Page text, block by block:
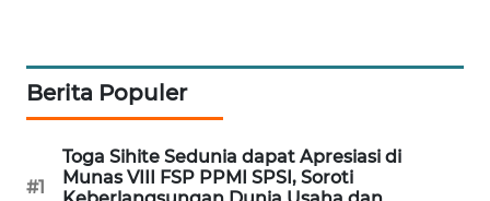
Berita Populer
#1
Toga Sihite Sedunia dapat Apresiasi di
Munas VIII FSP PPMI SPSI, Soroti
WAHANA